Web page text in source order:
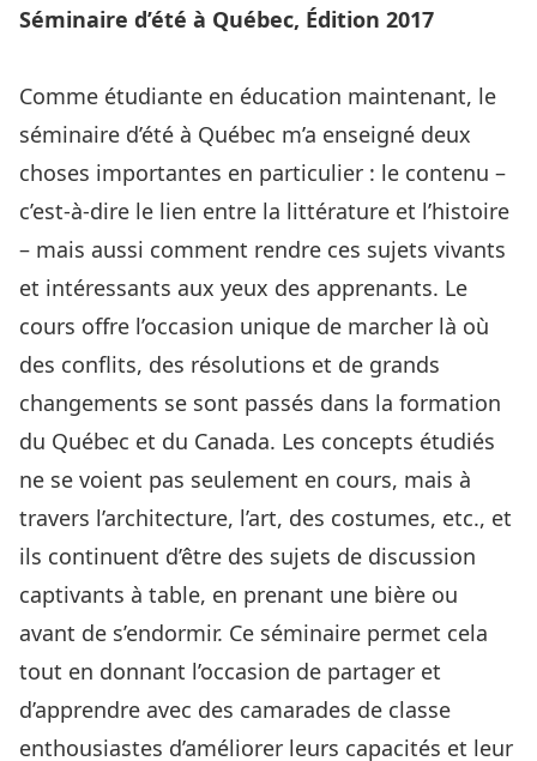
Séminaire d’été à Québec, Édition 2017
Comme étudiante en éducation maintenant, le
séminaire d’été à Québec m’a enseigné deux
choses importantes en particulier : le contenu –
c’est-à-dire le lien entre la littérature et l’histoire
– mais aussi comment rendre ces sujets vivants
et intéressants aux yeux des apprenants. Le
cours offre l’occasion unique de marcher là où
des conflits, des résolutions et de grands
changements se sont passés dans la formation
du Québec et du Canada. Les concepts étudiés
ne se voient pas seulement en cours, mais à
travers l’architecture, l’art, des costumes, etc., et
ils continuent d’être des sujets de discussion
captivants à table, en prenant une bière ou
avant de s’endormir. Ce séminaire permet cela
tout en donnant l’occasion de partager et
d’apprendre avec des camarades de classe
enthousiastes d’améliorer leurs capacités et leur